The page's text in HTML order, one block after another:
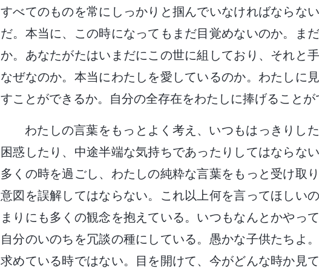
すべてのものを常にしっかりと掴んでいなければならな
だ。本当に、この時になってもまだ目覚めないのか。ま
か。あなたがたはいまだにこの世に組しており、それと
なぜなのか。本当にわたしを愛しているのか。わたしに
すことができるか。自分の全存在をわたしに捧げることが
わたしの言葉をもっとよく考え、いつもはっきりし
困惑したり、中途半端な気持ちであったりしてはならな
多くの時を過ごし、わたしの純粋な言葉をもっと受け取
意図を誤解してはならない。これ以上何を言ってほしい
まりにも多くの観念を抱えている。いつもなんとかやっ
自分のいのちを冗談の種にしている。愚かな子供たちよ
求めている時ではない。目を開けて、今がどんな時か見